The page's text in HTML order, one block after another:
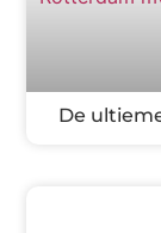
De